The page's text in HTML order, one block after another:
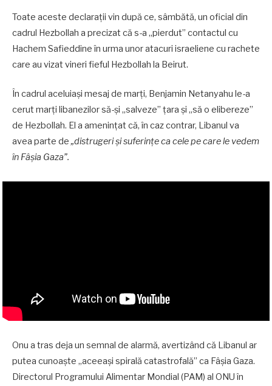
Toate aceste declaraţii vin după ce, sâmbătă, un oficial din
cadrul Hezbollah a precizat că s-a „pierdut” contactul cu
Hachem Safieddine în urma unor atacuri israeliene cu rachete
care au vizat vineri fieful Hezbollah la Beirut.
În cadrul aceluiaşi mesaj de marţi, Benjamin Netanyahu le-a
cerut marţi libanezilor să-şi „salveze” ţara şi „să o elibereze”
de Hezbollah. El a ameninţat că, în caz contrar, Libanul va
avea parte de„distrugeri şi suferinţe ca cele pe care le vedem
în Fâşia Gaza”.
Onu a tras deja un semnal de alarmă, avertizând că Libanul ar
putea cunoaşte „aceeaşi spirală catastrofală” ca Fâşia Gaza.
Directorul Programului Alimentar Mondial (PAM) al ONU în